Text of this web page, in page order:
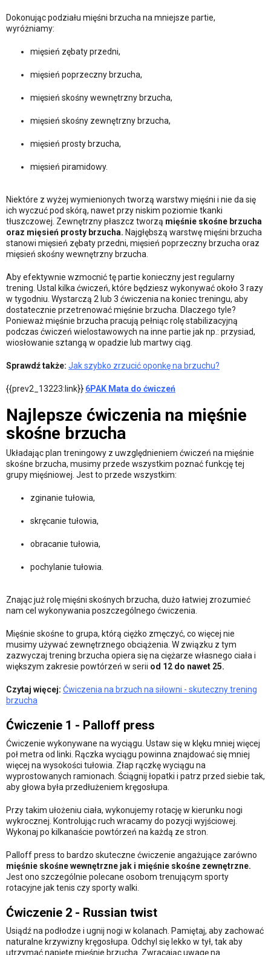
Dokonując podziału mięśni brzucha na mniejsze partie,
wyróżniamy:
mięsień zębaty przedni,
mięsień poprzeczny brzucha,
mięsień skośny wewnętrzny brzucha,
mięsień skośny zewnętrzny brzucha,
mięsień prosty brzucha,
mięsień piramidowy.
Niektóre z wyżej wymienionych tworzą warstwy mięśni i nie da się
ich wyczuć pod skórą, nawet przy niskim poziomie tkanki
tłuszczowej. Zewnętrzny płaszcz tworzą mięśnie skośne brzucha
oraz mięsień prosty brzucha. Najgłębszą warstwę mięśni brzucha
stanowi mięsień zębaty przedni, mięsień poprzeczny brzucha oraz
mięsień skośny wewnętrzny brzucha.
Aby efektywnie wzmocnić tę partie konieczny jest regularny
trening. Ustal kilka ćwiczeń, które będziesz wykonywać około 3 razy
w tygodniu. Wystarczą 2 lub 3 ćwiczenia na koniec treningu, aby
dostatecznie przetrenować mięśnie brzucha. Dlaczego tyle?
Ponieważ mięśnie brzucha pracują pełniąc rolę stabilizacyjną
podczas ćwiczeń wielostawowych na inne partie jak np.: przysiad,
wiosłowanie sztangą w opadzie lub martwy ciąg.
Sprawdź także: Jak szybko zrzucić oponkę na brzuchu?
{{prev2_13223:link}} 6PAK Mata do ćwiczeń
Najlepsze ćwiczenia na mięśnie
skośne brzucha
Układając plan treningowy z uwzględnieniem ćwiczeń na mięśnie
skośne brzucha, musimy przede wszystkim poznać funkcję tej
grupy mięśniowej. Jest to przede wszystkim:
zginanie tułowia,
skręcanie tułowia,
obracanie tułowia,
pochylanie tułowia.
Znając już rolę mięśni skośnych brzucha, dużo łatwiej zrozumieć
nam cel wykonywania poszczególnego ćwiczenia.
Mięśnie skośne to grupa, którą ciężko zmęczyć, co więcej nie
musimy używać zewnętrznego obciążenia. W związku z tym
zazwyczaj trening brzucha opiera się na ciężarze własnego ciała i
większym zakresie powtórzeń w serii od 12 do nawet 25.
Czytaj więcej: Ćwiczenia na brzuch na siłowni - skuteczny trening
brzucha
Ćwiczenie 1 - Palloff press
Ćwiczenie wykonywane na wyciągu. Ustaw się w klęku mniej więcej
poł metra od linki. Rączka wyciągu powinna znajdować się mniej
więcej na wysokości tułowia. Złap rączkę wyciągu na
wyprostowanych ramionach. Ściągnij łopatki i patrz przed siebie tak,
aby głowa była przedłużeniem kręgosłupa.
Przy takim ułożeniu ciała, wykonujemy rotację w kierunku nogi
wykrocznej. Kontrolując ruch wracamy do pozycji wyjściowej.
Wykonaj po kilkanaście powtórzeń na każdą ze stron.
Palloff press to bardzo skuteczne ćwiczenie angażujące zarówno
mięśnie skośne wewnętrzne jak i mięśnie skośne zewnętrzne.
Jest ono szczególnie polecane osobom trenującym sporty
rotacyjne jak tenis czy sporty walki.
Ćwiczenie 2 - Russian twist
Usiądź na podłodze i ugnij nogi w kolanach. Pamiętaj, aby zachować
naturalne krzywizny kręgosłupa. Odchyl się lekko w tył, tak aby
utrzymać napięte mięśnie brzucha. Zwracając uwagę na